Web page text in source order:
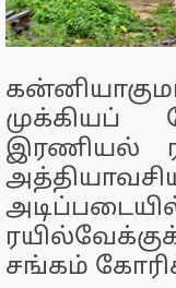
முக்கியப்
இரணியல்
சங்கம்